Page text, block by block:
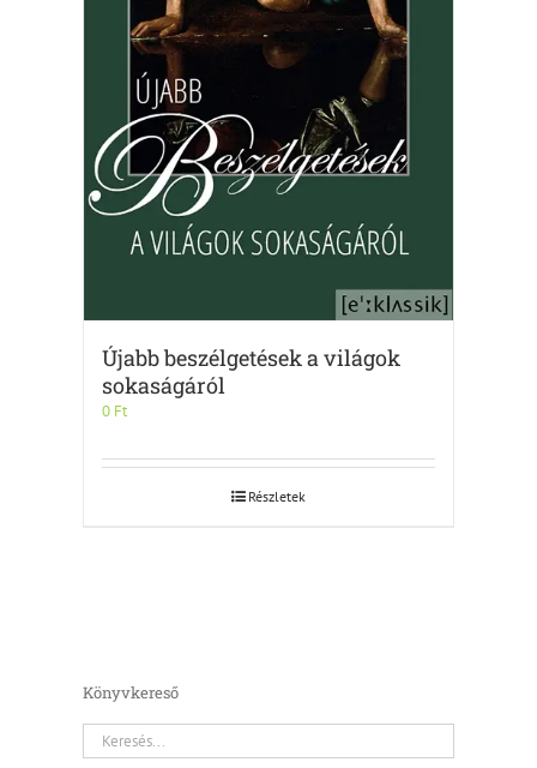
Újabb beszélgetések a világok
sokaságáról
0 Ft
Részletek
Könyvkereső